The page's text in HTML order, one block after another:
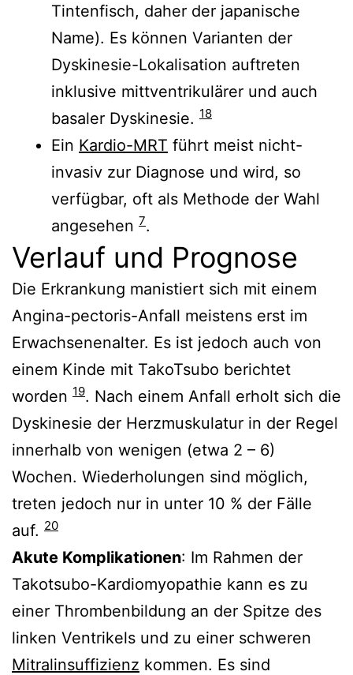
Tintenfisch, daher der japanische
Name). Es können Varianten der
Dyskinesie-Lokalisation auftreten
inklusive mittventrikulärer und auch
basaler Dyskinesie. 18
Ein Kardio-MRT führt meist nicht-
invasiv zur Diagnose und wird, so
verfügbar, oft als Methode der Wahl
angesehen 7.
Verlauf und Prognose
Die Erkrankung manistiert sich mit einem
Angina-pectoris-Anfall meistens erst im
Erwachsenenalter. Es ist jedoch auch von
einem Kinde mit TakoTsubo berichtet
worden 19. Nach einem Anfall erholt sich die
Dyskinesie der Herzmuskulatur in der Regel
innerhalb von wenigen (etwa 2 – 6)
Wochen. Wiederholungen sind möglich,
treten jedoch nur in unter 10 % der Fälle
auf. 20
Akute Komplikationen: Im Rahmen der
Takotsubo-Kardiomyopathie kann es zu
einer Thrombenbildung an der Spitze des
linken Ventrikels und zu einer schweren
Mitralinsuffizienz kommen. Es sind